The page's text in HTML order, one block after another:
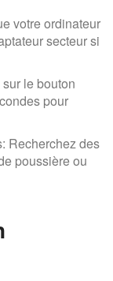
votre ordinateur
secteur si
le bouton
pour
Recherchez des
poussière ou